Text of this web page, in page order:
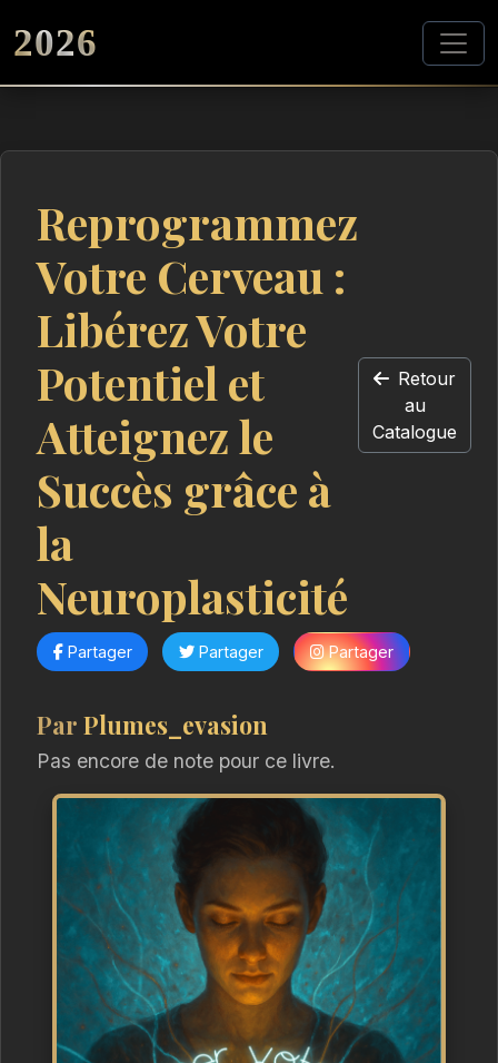
2026
Reprogrammez
Votre Cerveau :
Libérez Votre
Potentiel et
Atteignez le
Succès grâce à
la
Neuroplasticité
Retour
au
Catalogue
Partager Partager Partager
Par Plumes_evasion
Pas encore de note pour ce livre.